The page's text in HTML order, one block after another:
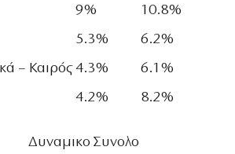
9%
10.8%
5.3%
6.2%
– Καιρός 4.3%
6.1%
4.2% 8.2%
Δυναμικο Συνολο